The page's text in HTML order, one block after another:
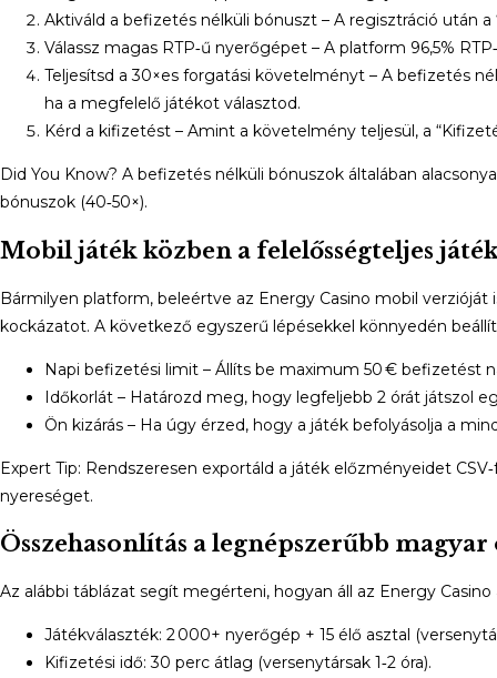
Aktiváld a befizetés nélküli bónuszt – A regisztráció után
Válassz magas RTP‑ű nyerőgépet – A platform 96,5%
Teljesítsd a 30×es forgatási követelményt – A befizetés
ha a megfelelő játékot választod.
Kérd a kifizetést – Amint a követelmény teljesül, a
Did You Know? A befizetés nélküli bónuszok általában
bónuszok (40‑50×).
Mobil játék közben a felelősségteljes
Bármilyen platform, beleértve az Energy Casino mobil
kockázatot. A következő egyszerű lépésekkel könnyedén
Napi befizetési limit – Állíts be maximum 50 € befizetést
Időkorlát – Határozd meg, hogy legfeljebb 2 órát játszol
Ön kizárás – Ha úgy érzed, hogy a játék befolyásolja a
Expert Tip: Rendszeresen exportáld a játék előzményeidet
nyereséget.
Összehasonlítás a legnépszerűbb
Az alábbi táblázat segít megérteni, hogyan áll az Energy
Játékválaszték: 2 000+ nyerőgép + 15 élő asztal
Kifizetési idő: 30 perc átlag (versenytársak 1‑2 óra).